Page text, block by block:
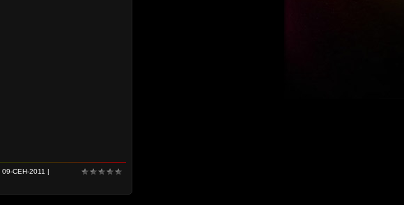
09-СЕН-2011 |